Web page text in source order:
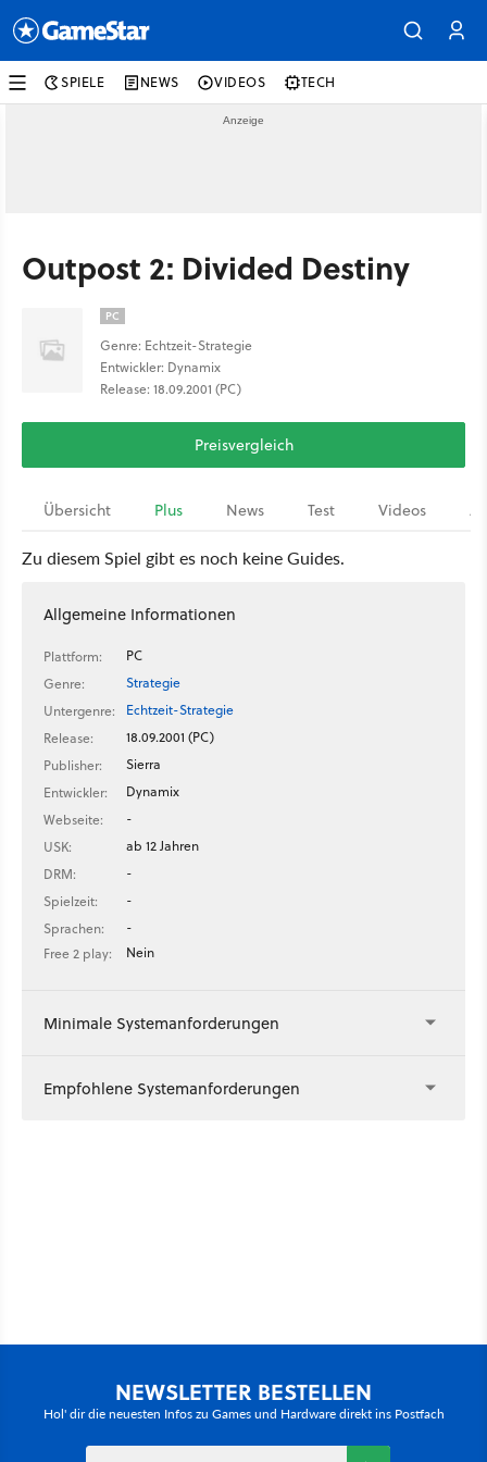
SPIELE NEWS VIDEOS TECH
Outpost 2: Divided Destiny
PC
Genre: Echtzeit-Strategie
Entwickler: Dynamix
Release: 18.09.2001 (PC)
Preisvergleich
Übersicht Plus News Test Videos
Zu diesem Spiel gibt es noch keine Guides.
Allgemeine Informationen
Plattform:
PC
Genre:
Strategie
Untergenre:
Echtzeit-Strategie
Release:
18.09.2001 (PC)
Publisher:
Sierra
Entwickler:
Dynamix
Webseite:
-
USK:
ab 12 Jahren
DRM:
-
Spielzeit:
-
Sprachen:
-
Free 2 play:
Nein
Minimale Systemanforderungen
Empfohlene Systemanforderungen
NEWSLETTER BESTELLEN
Hol' dir die neuesten Infos zu Games und Hardware direkt ins Postfach